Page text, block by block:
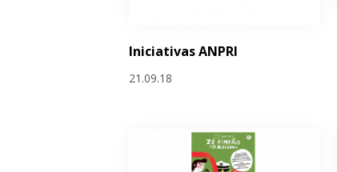
Iniciativas ANPRI
21.09.18